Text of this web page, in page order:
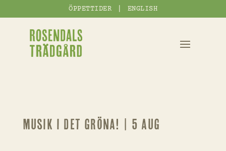
ÖPPETTIDER ENGLISH
Musik i det gröna! | 5 aug